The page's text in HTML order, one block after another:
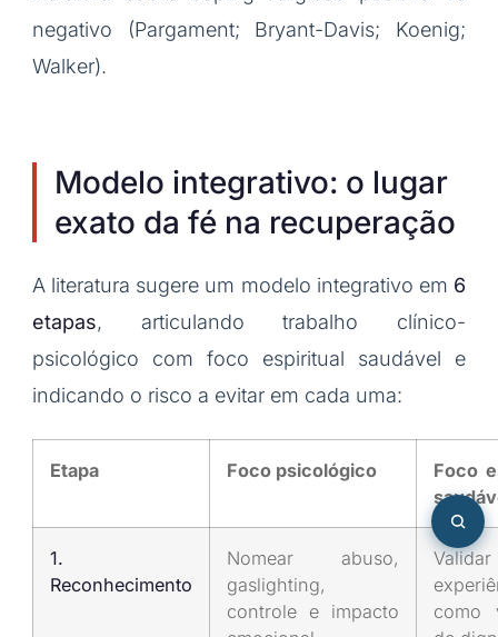
negativo (Pargament; Bryant-Davis; Koenig;
Walker).
Modelo integrativo: o lugar
exato da fé na recuperação
A literatura sugere um modelo integrativo em 6
etapas, articulando trabalho clínico-
psicológico com foco espiritual saudável e
indicando o risco a evitar em cada uma:
Etapa Foco psicológico
Foco
1.
Reconhecimento
Nomear abuso,
gaslighting,
controle e impacto
como